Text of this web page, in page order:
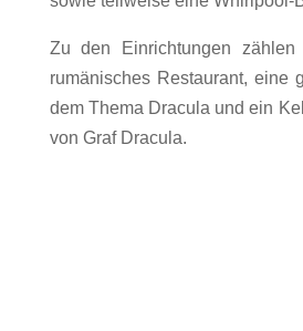
Zu den Einrichtungen zählen
rumänisches Restaurant, eine
dem Thema Dracula und ein
von Graf Dracula.